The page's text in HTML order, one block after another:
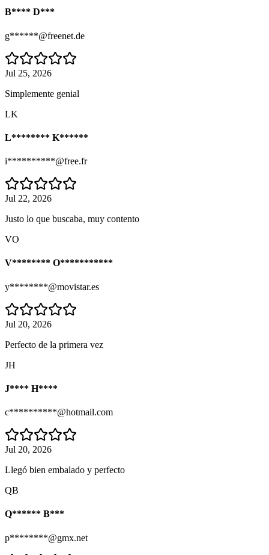
B**** D***
g******@freenet.de
Jul 25, 2026
Simplemente genial
LK
L******** K******
i**********@free.fr
Jul 22, 2026
Justo lo que buscaba, muy contento
VO
V******** O***********
y********@movistar.es
Jul 20, 2026
Perfecto de la primera vez
JH
J**** H****
c**********@hotmail.com
Jul 20, 2026
Llegó bien embalado y perfecto
QB
Q****** B***
p********@gmx.net